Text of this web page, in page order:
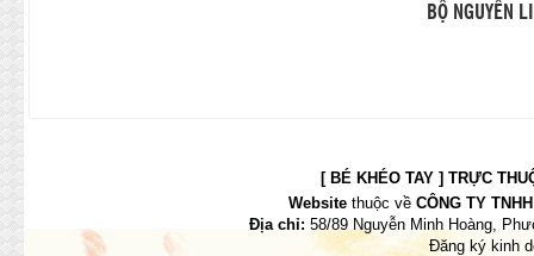
BỘ NGUYÊN
[ BÉ KHÉO TAY ] TRỰC
Website thuộc về CÔNG TY
Địa chỉ: 58/89 Nguyễn Minh Hoàng,
Đăng ký kinh